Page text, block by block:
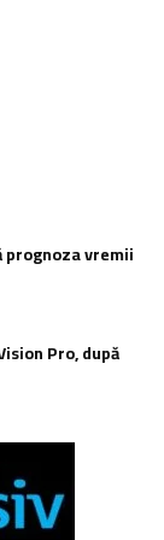
prognoza vremii
Pro, după